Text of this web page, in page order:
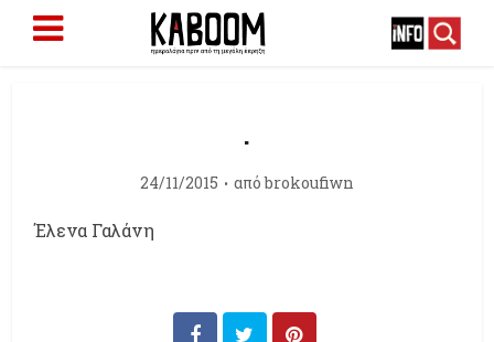
.
24/11/2015 απόbrokoufiwn
Έλενα Γαλάνη